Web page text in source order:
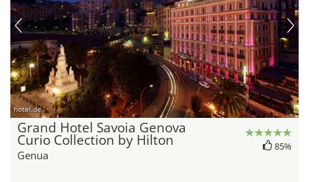
hotel.de
Grand Hotel Savoia Genova
Curio Collection by Hilton
Genua
85%